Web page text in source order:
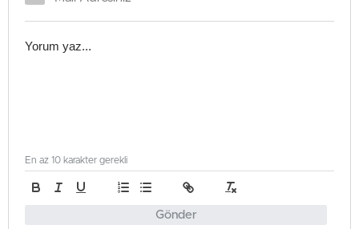
Gönder
En az 10 karakter gerekli